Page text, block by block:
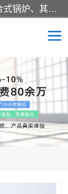
蒸汽锅炉：水管锅炉、火管锅炉、混合式锅炉、其他蒸汽锅炉； 热水锅炉：家用型集中供暖用热水锅炉、其他热水锅炉； 有机热载体锅炉； 船用蒸汽锅炉； （锅炉用辅助设备及装置）蒸汽冷凝器：表面冷凝器、混合式冷凝器、空冷式冷凝器、其他蒸汽冷凝器； 锅炉用辅助设备：节热器、蒸汽收集器、蓄能器、烟垢清除器、气体回收器、泥渣刮除器、空气预热器、其他锅炉用辅助设备；